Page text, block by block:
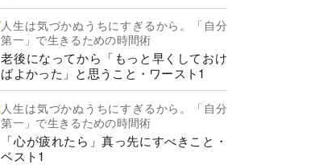
人生は気づかぬうちにすぎるから。「自分
第一」で生きるための時間術
老後になってから「もっと早くしておけ
ばよかった」と思うこと・ワースト1
人生は気づかぬうちにすぎるから。「自分
第一」で生きるための時間術
「心が疲れたら」真っ先にすべきこと・
ベスト1